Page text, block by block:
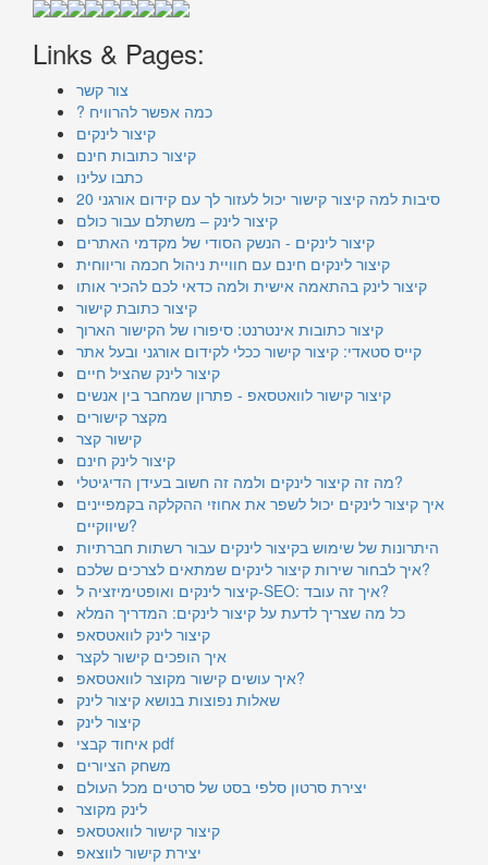
Links & Pages:
צור קשר
? כמה אפשר להרוויח
קיצור לינקים
קיצור כתובות חינם
כתבו עלינו
20 סיבות למה קיצור קישור יכול לעזור לך עם קידום אורגני
קיצור לינק – משתלם עבור כולם
קיצור לינקים - הנשק הסודי של מקדמי האתרים
קיצור לינקים חינם עם חוויית ניהול חכמה וריווחית
קיצור לינק בהתאמה אישית ולמה כדאי לכם להכיר אותו
קיצור כתובת קישור
קיצור כתובות אינטרנט: סיפורו של הקישור הארוך
קייס סטאדי: קיצור קישור ככלי לקידום אורגני ובעל אתר
קיצור לינק שהציל חיים
קיצור קישור לוואטסאפ - פתרון שמחבר בין אנשים
מקצר קישורים
קישור קצר
קיצור לינק חינם
מה זה קיצור לינקים ולמה זה חשוב בעידן הדיגיטלי?
איך קיצור לינקים יכול לשפר את אחוזי ההקלקה בקמפיינים
שיווקיים?
היתרונות של שימוש בקיצור לינקים עבור רשתות חברתיות
איך לבחור שירות קיצור לינקים שמתאים לצרכים שלכם?
קיצור לינקים ואופטימיזציה ל-SEO: איך זה עובד?
כל מה שצריך לדעת על קיצור לינקים: המדריך המלא
קיצור לינק לוואטסאפ
איך הופכים קישור לקצר
איך עושים קישור מקוצר לוואטסאפ?
שאלות נפוצות בנושא קיצור לינק
קיצור לינק
איחוד קבצי pdf
משחק הציורים
יצירת סרטון סלפי בסט של סרטים מכל העולם
לינק מקוצר
קיצור קישור לוואטסאפ
יצירת קישור לווצאפ